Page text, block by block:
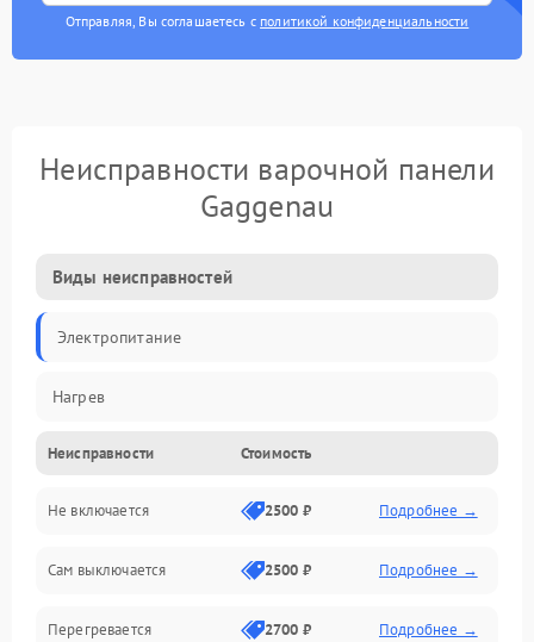
Отправляя, Вы соглашаетесь с политикой конфиденциальности
Неисправности варочной панели
Gaggenau
Виды неисправностей
Электропитание
Нагрев
Неисправности Стоимость
Не включается 2500 ₽ Подробнее →
Сам выключается 2500 ₽ Подробнее →
Перегревается 2700 ₽ Подробнее →